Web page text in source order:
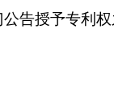
告授予专利